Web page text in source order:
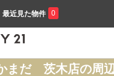
最近見た物件 0
まだ 茨木店の周